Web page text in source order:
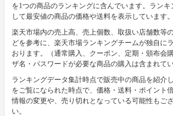
を1つの商品のランキングに含んでいます。ランキ
して最安値の商品の価格や送料を表示しています。
楽天市場内の売上高、売上個数、取扱い店舗数等
どを参考に、楽天市場ランキングチームが独自に
おります。（通常購入、クーポン、定期・頒布会
ザ名・パスワードが必要な商品の購入は含まれてい
ランキングデータ集計時点で販売中の商品を紹介
をご覧になられた時点で、価格・送料・ポイント
情報の変更や、売り切れとなっている可能性もご
い。